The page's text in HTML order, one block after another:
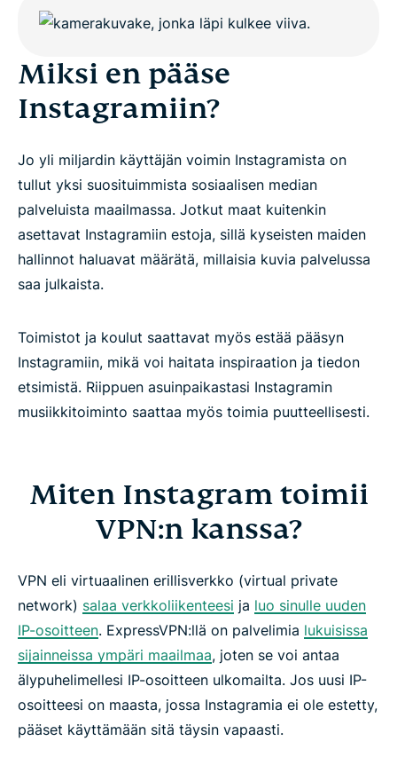
Miksi en pääse
Instagramiin?
Jo yli miljardin käyttäjän voimin Instagramista on
tullut yksi suosituimmista sosiaalisen median
palveluista maailmassa. Jotkut maat kuitenkin
asettavat Instagramiin estoja, sillä kyseisten maiden
hallinnot haluavat määrätä, millaisia kuvia palvelussa
saa julkaista.
Toimistot ja koulut saattavat myös estää pääsyn
Instagramiin, mikä voi haitata inspiraation ja tiedon
etsimistä. Riippuen asuinpaikastasi Instagramin
musiikkitoiminto saattaa myös toimia puutteellisesti.
Miten Instagram toimii
VPN:n kanssa?
VPN eli virtuaalinen erillisverkko (virtual private
network) salaa verkkoliikenteesi ja luo sinulle uuden
IP-osoitteen. ExpressVPN:llä on palvelimia lukuisissa
sijainneissa ympäri maailmaa, joten se voi antaa
älypuhelimellesi IP-osoitteen ulkomailta. Jos uusi IP-
osoitteesi on maasta, jossa Instagramia ei ole estetty,
pääset käyttämään sitä täysin vapaasti.